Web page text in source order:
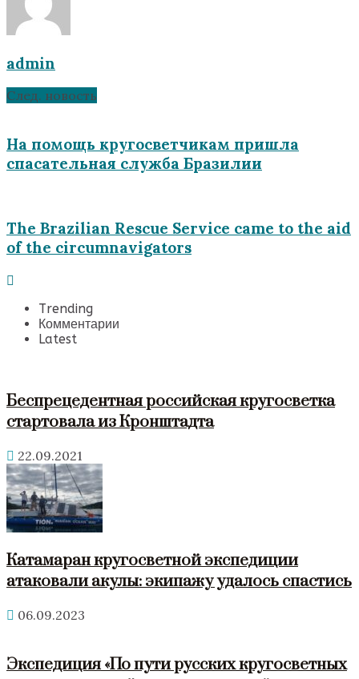
admin
След. новость
На помощь кругосветчикам пришла
спасательная служба Бразилии
The Brazilian Rescue Service came to the aid
of the circumnavigators
Trending
Комментарии
Latest
Беспрецедентная российская кругосветка
стартовала из Кронштадта
22.09.2021
Катамаран кругосветной экспедиции
атаковали акулы: экипажу удалось спастись
06.09.2023
Экспедиция «По пути русских кругосветных